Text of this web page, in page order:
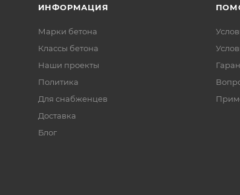
ИНФОРМАЦИЯ
Марки бетона
Классы бетона
Наши проекты
Политика
Для снабженцев
Доставка
Блог